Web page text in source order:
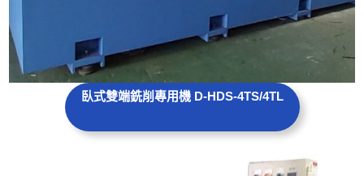
臥式雙端銑削專用機 D-HDS-4TS/4TL